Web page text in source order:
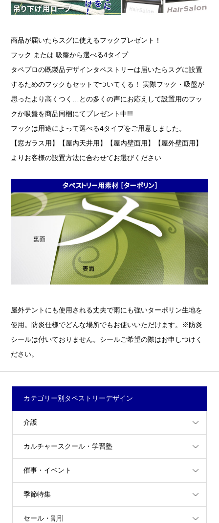
商品が届いたらスグに使えるフックプレゼント！
フック または 吸盤から選べる4タイプ
タペプロの既製品デザインタペストリーは届いたらスグに設置
するためのフックもセットでついてくる！ 実際フック・吸盤が
思ったより高くつく…との多くの声にお応えして設置用のフッ
クか吸盤を商品同梱にてプレゼント中!!!
フックは用途によって選べる4タイプをご用意しました。
【窓ガラス用】【屋内天井用】【屋内壁面用】【屋外壁面用】
よりお客様の設置方法に合わせてお選びください
屋外テントにも使用される丈夫で雨にも強いターポリン生地を
使用。防炎仕様でどんな場所でもお使いいただけます。※防炎
シールは付いておりません。シールご希望の際はお申しつけく
ださい。
カテゴリー別タペストリーデザイン
介護
カルチャースクール・学習塾
催事・イベント
季節特集
セール・割引